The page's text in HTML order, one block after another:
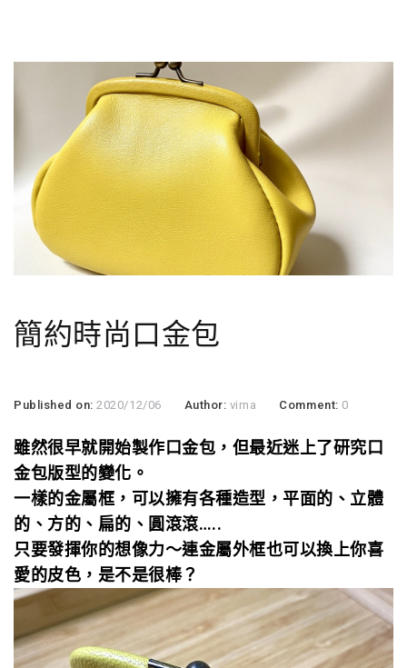
簡約時尚口金包
Published on:2020/12/06 Author: virna Comment: 0
雖然很早就開始製作口金包，但最近迷上了研究口
金包版型的變化。
一樣的金屬框，可以擁有各種造型，平面的、立體
的、方的、扁的、圓滾滾…..
只要發揮你的想像力～連金屬外框也可以換上你喜
愛的皮色，是不是很棒？